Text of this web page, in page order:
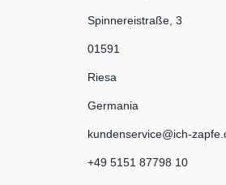
Spinnereistraße 3
01591
Riesa
Germania
kundenservice@ich-
+49 5151 87798 10